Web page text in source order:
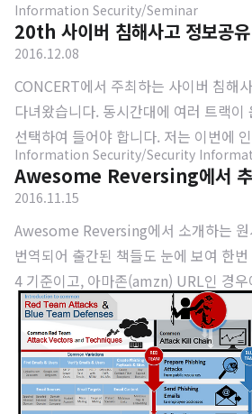
Information Security/Seminar
20th 사이버 침해사고 정보공
2016.12.08
CONCERT에서 주최하는 사이버 침해
다녀왔습니다. 동시간대에 여러 트랙이
선택하여 들어야 합니다. 저는 이번에
맞춰 내용을 듣고 왔습니다.이 중에 가
은 이스트소프트 시큐리티대응센터의
일의 차이는 고전 공격이냐 트렌디한
수 있습니다. 공격자 입장에서 생각해
사용자의 특성과 성향가지 파악해야하
순한 피싱 공격은 매우 편리합니다. 쉽
다면 그보다 뛰어난 ROI는 존재하지 않
합니다. 수천년간 존재해온 사기꾼이
Information Security/Security
Awesome Reversing에서 추
2016.11.15
Awesome Reversing에서 소개하는 원
번역되어 출간된 책들도 눈에 보여 한
4 기준이고, 아마존(amzn) URL인 경
의미합니다. 리버싱의 범주가 크네요.
스트도 있는거 보니. 저도 언젠가 국내
들어봐야 겠습니다.Awesome
ub.com/tylerph3/awesome-
k (2nd Edition) 한국어판: 리버스 엔